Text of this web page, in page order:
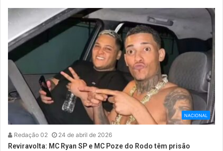
NACIONAL
Redação 02 24 de abril de 2026
Reviravolta: MC Ryan SP e MC Poze do Rodo têm prisão